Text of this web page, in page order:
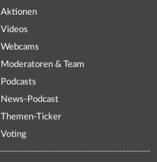
Aktionen
Videos
Webcams
Moderatoren & Team
Podcasts
News-Podcast
Themen-Ticker
Voting